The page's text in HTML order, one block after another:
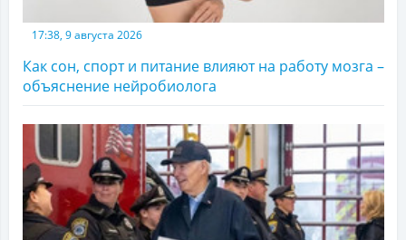
17:38, 9 августа 2026
Как сон, спорт и питание влияют на работу мозга –
объяснение нейробиолога